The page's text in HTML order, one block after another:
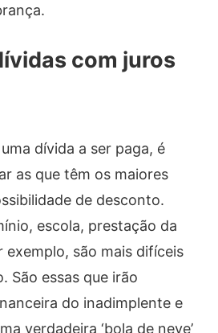
com juros
dívida a ser paga, é
as que têm os maiores
de desconto.
escola, prestação da
exemplo, são mais difíceis
São essas que irão
do inadimplente e
verdadeira ‘bola de neve’